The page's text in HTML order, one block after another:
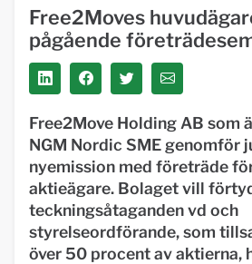
Free2Moves
pågående
Free2Move Holding AB som
NGM Nordic SME genomför
nyemission med företräde
aktieägare. Bolaget vill
teckningsåtaganden vd och
styrelseordförande, som
över 50 procent av aktierna,